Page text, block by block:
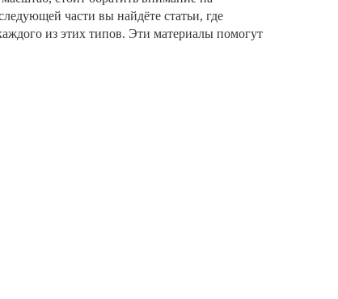
части вы найдёте статьи, где
из этих типов. Эти материалы помогут